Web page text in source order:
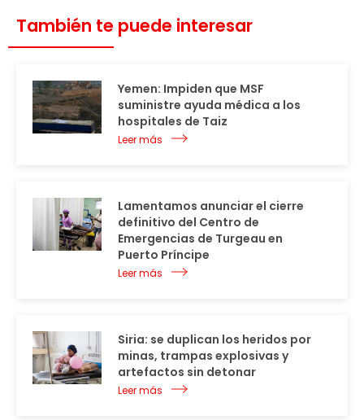
También te puede interesar
Yemen: Impiden que MSF
suministre ayuda médica a los
hospitales de Taiz
Leer más
Lamentamos anunciar el cierre
definitivo del Centro de
Emergencias de Turgeau en
Puerto Príncipe
Leer más
Siria: se duplican los heridos por
minas, trampas explosivas y
artefactos sin detonar
Leer más